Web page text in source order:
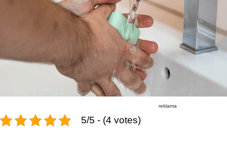
reklama
5/5 - (4 votes)